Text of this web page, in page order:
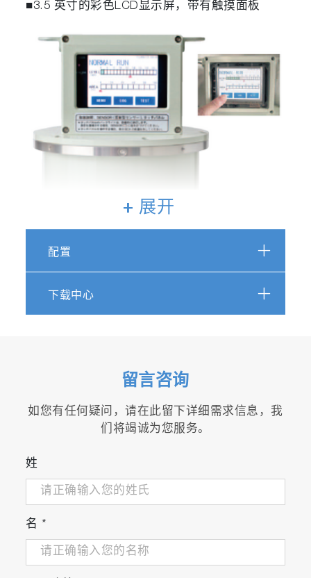
■3.5 英寸的彩色LCD显示屏，带有触摸面板
多种功能
警告和警报，有2种警报设置。
到一定水平时，就要求进行维护工作。
样品流下进行油膜检测，检测器和水面之间的检
如果是在静止的水面上，可以达到6米。
激光扫描器模块围绕光轴旋转，从而避免波纹的
■功能示意图
+ 展开
配置
下载中心
留言咨询
如您有任何疑问，请在此留下详细需求信息，我
们将竭诚为您服务。
姓
名 *